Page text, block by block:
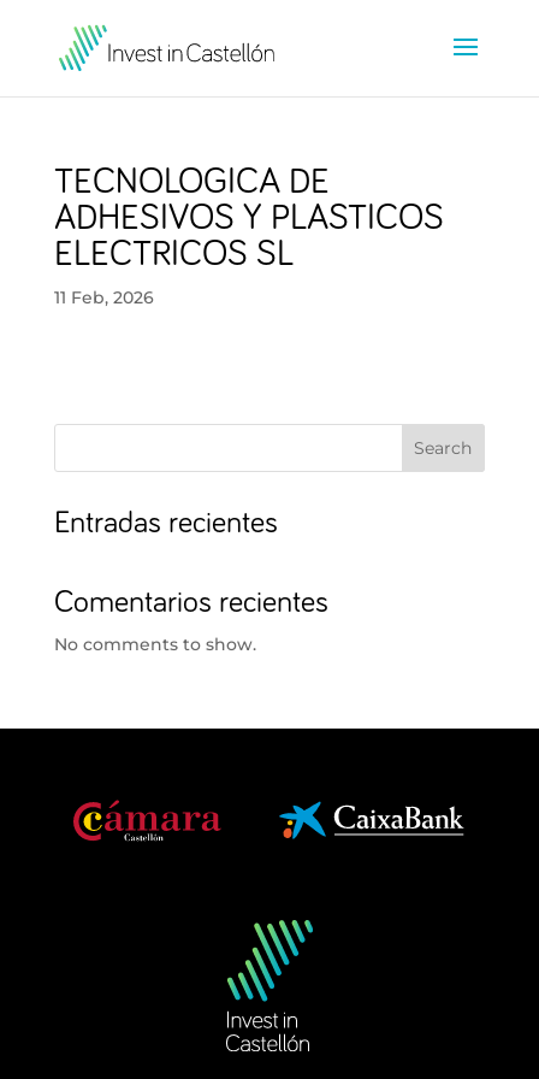
TECNOLOGICA DE
ADHESIVOS Y PLASTICOS
ELECTRICOS SL
11 Feb, 2026
Search
Entradas recientes
Comentarios recientes
No comments to show.